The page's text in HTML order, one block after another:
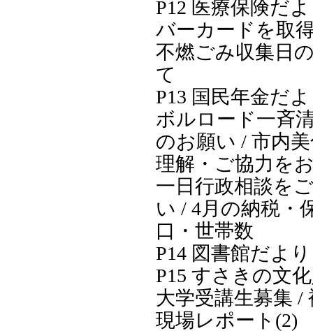
P12 医療保険だ
バーカードを取
不燃ごみ収集日
て
P13 国民年金だ
ボルロード一斉
のお願い / 市内
理解・ご協力を
一日行政相談を
い / 4月の納税・
口・世帯数
P14 図書館だよ
P15 すさきの文
大学受講生募集 /
現場レポート(2)